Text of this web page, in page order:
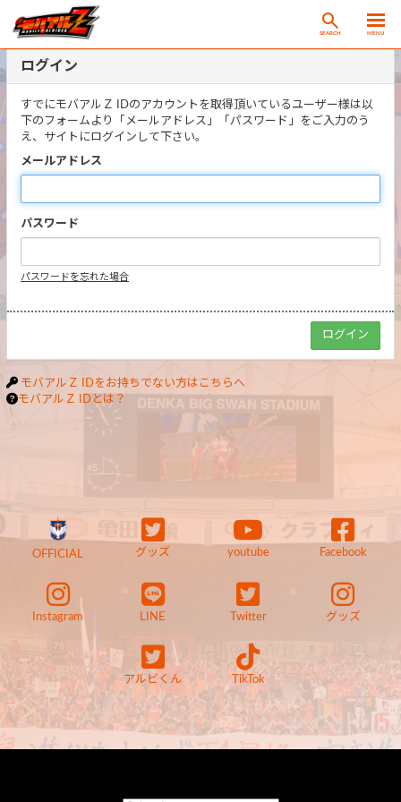
SEARCH MENU
ログイン
すでにモバアルＺ IDのアカウントを取得頂いているユーザー様は以
下のフォームより「メールアドレス」「パスワード」をご入力のう
え、サイトにログインして下さい。
メールアドレス
パスワード
パスワードを忘れた場合
モバアルＺ IDをお持ちでない方はこちらへ
モバアルＺ IDとは？
OFFICIAL グッズ youtube Facebook
Instagram LINE Twitter グッズ
アルビくん TikTok